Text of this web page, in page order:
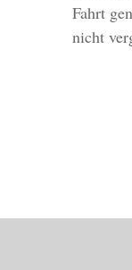
Fahrt
nicht